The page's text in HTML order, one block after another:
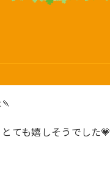
ても嬉しそうでした💗